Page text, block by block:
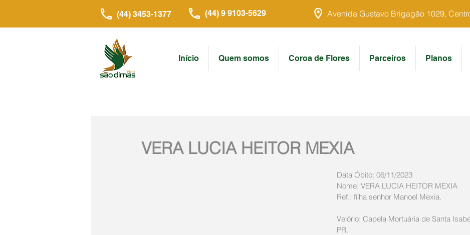
(44) 3453-1377 (44) 9 9103-5629 Avenida Gustavo Brigagão 1029,
Início Quem somos Coroa de Flores Parceiros Planos
VERA LUCIA HEITOR MEXIA
Data Óbito: 06/11/2023
Nome: VERA LUCIA HEITOR MEXIA
Ref.: filha senhor Manoel Mexia.
Velório: Capela Mortuária de Santa
PR.